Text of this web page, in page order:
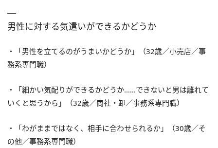
男性に対する気遣いができるかどうか
・「男性を立てるのがうまいかどうか」（32歳／小売店／事
務系専門職）
・「細かい気配りができるかどうか……できないと男は離れて
いくと思うから」（32歳／商社・卸／事務系専門職）
・「わがままではなく、相手に合わせられるか」（30歳／そ
の他／事務系専門職）